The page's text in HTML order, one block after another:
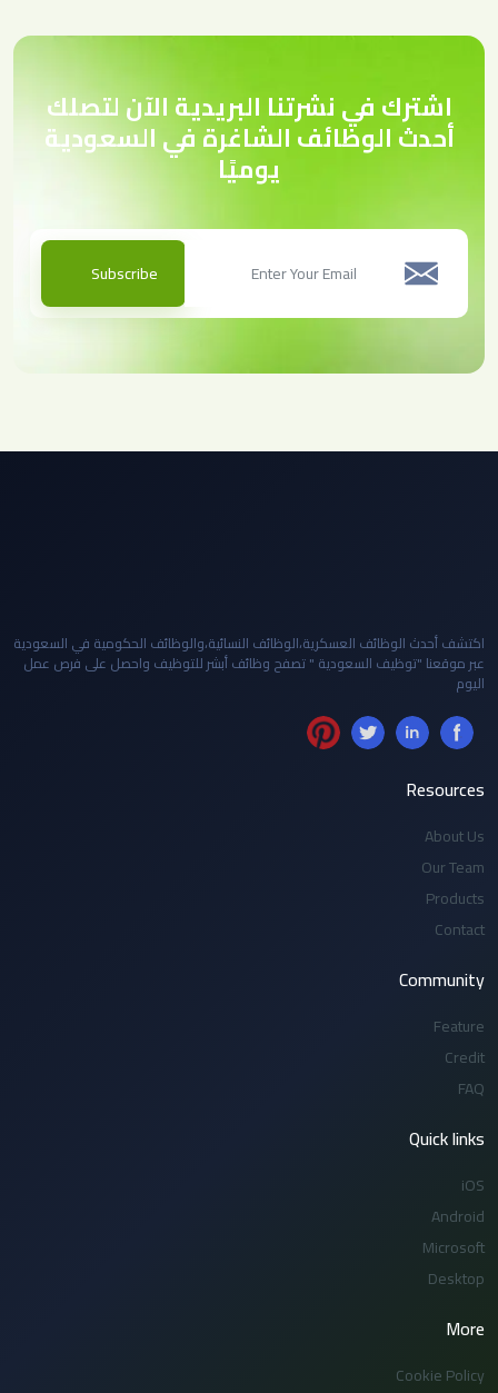
اشترك في نشرتنا البريدية الآن لتصلك
أحدث الوظائف الشاغرة في السعودية
يوميًا
Subscribe
اكتشف أحدث الوظائف العسكرية،الوظائف النسائية،والوظائف الحكومية في السعودية
عبر موقعنا "توظيف السعودية " تصفح وظائف أبشر للتوظيف واحصل على فرص عمل
اليوم
Resources
About Us
Our Team
Products
Contact
Community
Feature
Credit
FAQ
Quick links
iOS
Android
Microsoft
Desktop
More
Cookie Policy